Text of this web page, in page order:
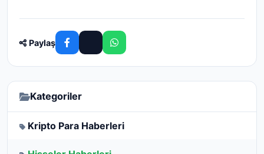
Paylaş
Kategoriler
Kripto Para Haberleri